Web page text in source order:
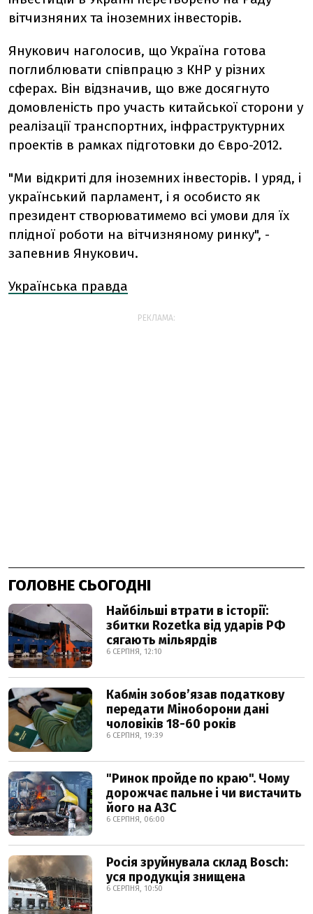
вітчизняних та іноземних інвесторів.
Янукович наголосив, що Україна готова
поглиблювати співпрацю з КНР у різних
сферах. Він відзначив, що вже досягнуто
домовленість про участь китайської сторони у
реалізації транспортних, інфраструктурних
проектів в рамках підготовки до Євро-2012.
"Ми відкриті для іноземних інвесторів. І уряд, і
український парламент, і я особисто як
президент створюватимемо всі умови для їх
плідної роботи на вітчизняному ринку", -
запевнив Янукович.
Українська правда
РЕКЛАМА:
ГОЛОВНЕ СЬОГОДНІ
Найбільші втрати в історії:
збитки Rozetka від ударів РФ
сягають мільярдів
6 СЕРПНЯ, 12:10
Кабмін зобовʼязав податкову
передати Міноборони дані
чоловіків 18-60 років
6 СЕРПНЯ, 19:39
"Ринок пройде по краю". Чому
дорожчає пальне і чи вистачить
його на АЗС
6 СЕРПНЯ, 06:00
Росія зруйнувала склад Bosch:
уся продукція знищена
6 СЕРПНЯ, 10:50